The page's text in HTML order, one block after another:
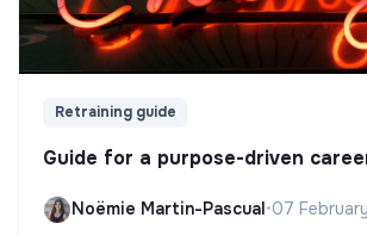
Retraining guide
Guide for a purpose-driven
Noëmie Martin-Pascual•07